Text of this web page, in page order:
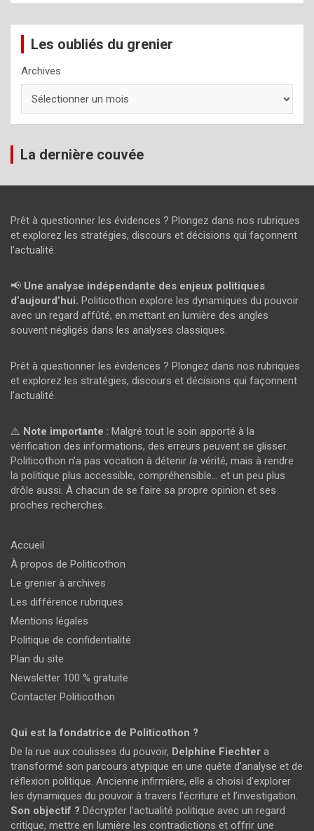
Les oubliés du grenier
Archives
La dernière couvée
Prêt à questionner les évidences ? Plongez dans nos rubriques
et explorez les stratégies, discours et décisions qui façonnent
l’actualité.
📢 Une analyse indépendante des enjeux politiques
d’aujourd’hui. Politicothon explore les dynamiques du pouvoir
avec un regard affûté, en mettant en lumière des angles
souvent négligés dans les analyses classiques.
Prêt à questionner les évidences ? Plongez dans nos rubriques
et explorez les stratégies, discours et décisions qui façonnent
l’actualité.
⚠️ Note importante : Malgré tout le soin apporté à la
vérification des informations, des erreurs peuvent se glisser.
Politicothon n’a pas vocation à détenir la vérité, mais à rendre
la politique plus accessible, compréhensible… et un peu plus
drôle aussi. À chacun de se faire sa propre opinion et ses
proches recherches.
Accueil
À propos de Politicothon
Le grenier à archives
Les différence rubriques
Mentions légales
Politique de confidentialité
Plan du site
Newsletter 100 % gratuite
Contacter Politicothon
Qui est la fondatrice de Politicothon ?
De la rue aux coulisses du pouvoir, Delphine Fiechter a
transformé son parcours atypique en une quête d’analyse et de
réflexion politique. Ancienne infirmière, elle a choisi d’explorer
les dynamiques du pouvoir à travers l’écriture et l’investigation.
Son objectif ? Décrypter l’actualité politique avec un regard
critique, mettre en lumière les contradictions et offrir une